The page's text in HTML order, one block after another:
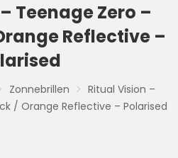
Teenage Zero –
Reflective –
Zonnebrillen
Ritual Vision –
/ Orange Reflective – Polarised